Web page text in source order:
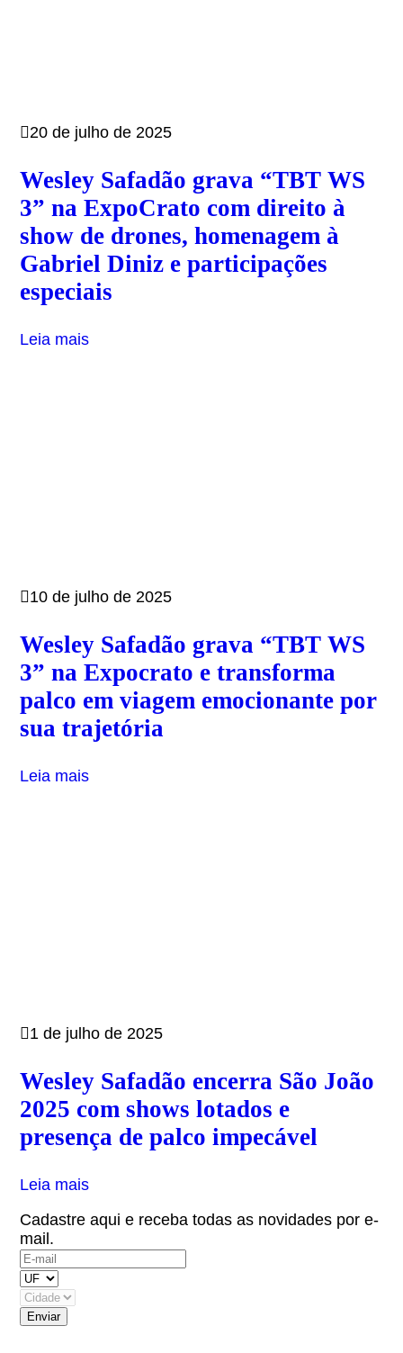
20 de julho de 2025
Wesley Safadão grava “TBT WS
3” na ExpoCrato com direito à
show de drones, homenagem à
Gabriel Diniz e participações
especiais
Leia mais
10 de julho de 2025
Wesley Safadão grava “TBT WS
3” na Expocrato e transforma
palco em viagem emocionante por
sua trajetória
Leia mais
1 de julho de 2025
Wesley Safadão encerra São João
2025 com shows lotados e
presença de palco impecável
Leia mais
Cadastre aqui e receba todas as novidades por e-
mail.